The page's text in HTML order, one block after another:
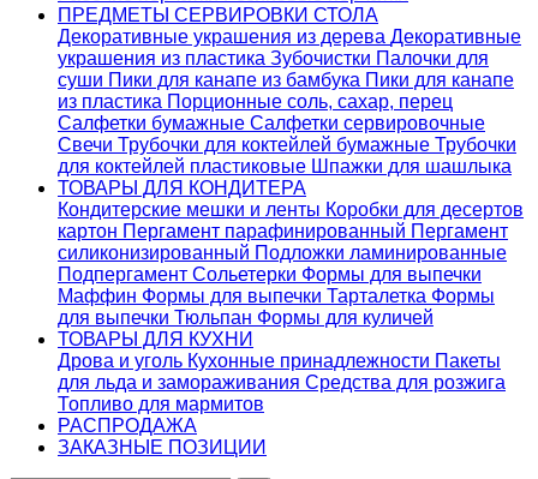
ПРЕДМЕТЫ СЕРВИРОВКИ СТОЛА
Декоративные украшения из дерева Декоративные
украшения из пластика Зубочистки Палочки для
суши Пики для канапе из бамбука Пики для канапе
из пластика Порционные соль, сахар, перец
Салфетки бумажные Салфетки сервировочные
Свечи Трубочки для коктейлей бумажные Трубочки
для коктейлей пластиковые Шпажки для шашлыка
ТОВАРЫ ДЛЯ КОНДИТЕРА
Кондитерские мешки и ленты Коробки для десертов
картон Пергамент парафинированный Пергамент
силиконизированный Подложки ламинированные
Подпергамент Сольетерки Формы для выпечки
Маффин Формы для выпечки Тарталетка Формы
для выпечки Тюльпан Формы для куличей
ТОВАРЫ ДЛЯ КУХНИ
Дрова и уголь Кухонные принадлежности Пакеты
для льда и замораживания Средства для розжига
Топливо для мармитов
РАСПРОДАЖА
ЗАКАЗНЫЕ ПОЗИЦИИ